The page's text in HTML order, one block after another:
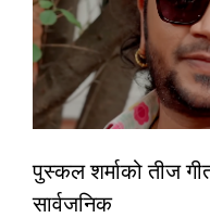
पुस्कल शर्माको तीज
सार्वजनिक